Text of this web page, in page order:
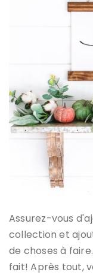
Assurez-vous
collection et
de choses à
fait! Après tout,